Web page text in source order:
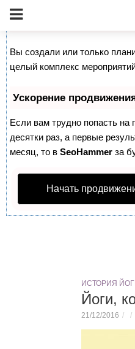
Как продвинуть сайт
Вы создали или только
целый комплекс
Ускорение
Если вам трудно попасть на
десятки раз, а первые
месяц, то в SeoHammer за
Начать
ИСТОРИЯ
Йоги,
21/12/2016